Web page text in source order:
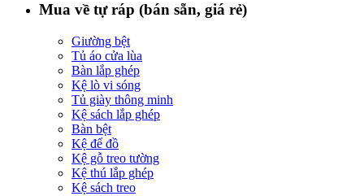
Mua về tự ráp (bán sẵn, giá rẻ)
Giường bệt
Tủ áo cửa lùa
Bàn lắp ghép
Kệ lò vi sóng
Tủ giày thông minh
Kệ sách lắp ghép
Bàn bệt
Kệ để đồ
Kệ gỗ treo tường
Kệ thú lắp ghép
Kệ sách treo